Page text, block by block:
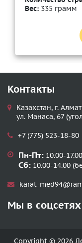
Вес: 335 грамм
Контакты
Казахстан, г.
ул. Манаса, 67
+7 (775) 523-18-80
Пн-Пт: 10.00-
Сб: 10.00-14.00
karat-
Мы в соцсетях
Copyright © 2026